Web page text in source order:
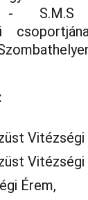
- S.M.S
Vitézségi
Vitézségi
Érem,